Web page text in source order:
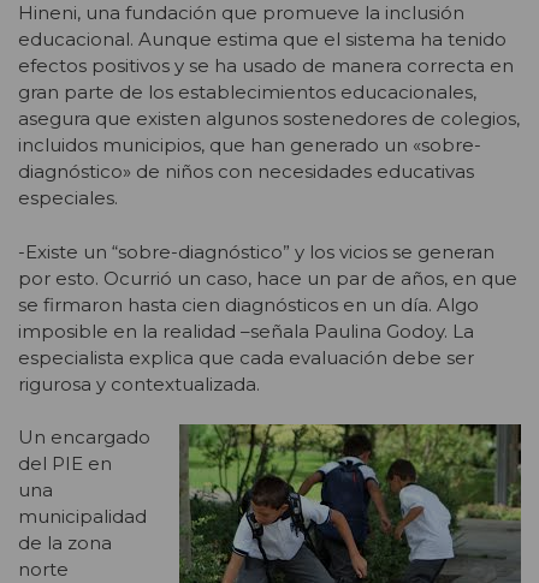
Hineni, una fundación que promueve la inclusión
educacional. Aunque estima que el sistema ha tenido
efectos positivos y se ha usado de manera correcta en
gran parte de los establecimientos educacionales,
asegura que existen algunos sostenedores de colegios,
incluidos municipios, que han generado un «sobre-
diagnóstico» de niños con necesidades educativas
especiales.
-Existe un “sobre-diagnóstico” y los vicios se generan
por esto. Ocurrió un caso, hace un par de años, en que
se firmaron hasta cien diagnósticos en un día. Algo
imposible en la realidad –señala Paulina Godoy. La
especialista explica que cada evaluación debe ser
rigurosa y contextualizada.
Un encargado
del PIE en
una
municipalidad
de la zona
norte